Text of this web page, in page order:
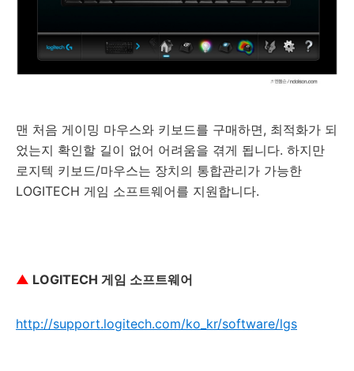
맨 처음 게이밍 마우스와 키보드를 구매하면, 최적화가 되
었는지 확인할 길이 없어 어려움을 겪게 됩니다. 하지만
로지텍 키보드/마우스는 장치의 통합관리가 가능한
LOGITECH 게임 소프트웨어를 지원합니다.
▲ LOGITECH 게임 소프트웨어
http://support.logitech.com/ko_kr/software/lgs